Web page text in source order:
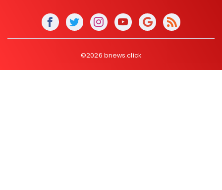
©2026 bnews.click